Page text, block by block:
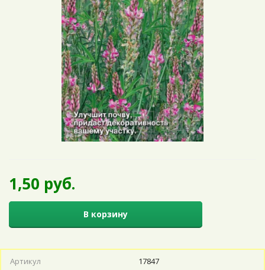
1,50 руб.
В корзину
Артикул
17847